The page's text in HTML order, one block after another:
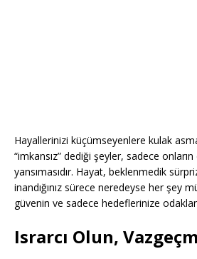
Hayallerinizi küçümseyenlere kulak
“imkansız” dediği şeyler, sadece onların
yansımasıdır. Hayat, beklenmedik
inandığınız sürece neredeyse her şey
güvenin ve sadece hedeflerinize
Israrcı Olun,